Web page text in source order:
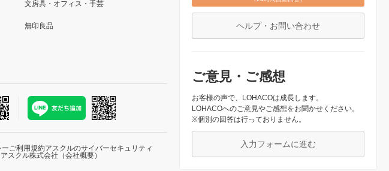
ヘルプ・お問い合わせ
ご意見・ご感想
お客様の声で、LOHACOは成長します。
LOHACOへのご意見やご感想をお聞かせください。
※個別の回答は行っておりません。
入力フォームに進む
文房具・オフィス・手芸
無印良品
ーご利用規約アスクルのサイバーセキュリティ
アスクル株式会社（会社概要）